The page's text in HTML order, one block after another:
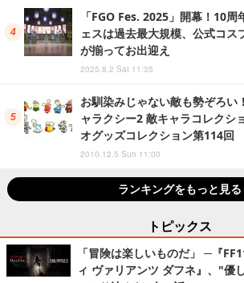
「FGO Fes. 2025」開幕！10
ェスは過去最大規模、公式コス
が揃ってお出迎え
2025.8.2 Sat 11:35
お馴染みじゃない敵も勢ぞろい
ャラクシー2 敵キャラコレクシ
オグッズコレクション第114回
2010.12.5 Sun 11:00
ランキングをもっと見る
トピックス
「冒険は楽しいものだ」 ─『
ィ ヴァリアンツ ダフネ』、"優